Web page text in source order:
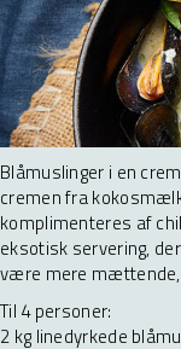
Blåmuslinger i en
cremen fra
komplimenteres af
eksotisk servering,
være mere mættende,
Til 4 personer:
2 kg linedyrkede